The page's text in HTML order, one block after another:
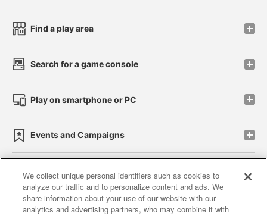
Find a play area
Search for a game console
Play on smartphone or PC
Events and Campaigns
Affiliate Sustainability site policy privacy policy
We collect unique personal identifiers such as cookies to
analyze our traffic and to personalize content and ads. We
share information about your use of our website with our
analytics and advertising partners, who may combine it with